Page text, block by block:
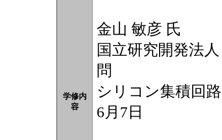
学修内
容
金山 敏彦 氏
国立研究開発法
問
シリコン集積回
6月7日